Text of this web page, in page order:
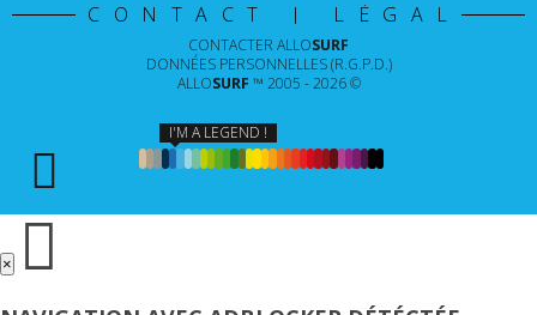
CONTACT | LÉGAL
CONTACTER ALLOSURF
DONNÉES PERSONNELLES (R.G.P.D.)
ALLOSURF ™ 2005 - 2026 ©
I'M A LEGEND !
×